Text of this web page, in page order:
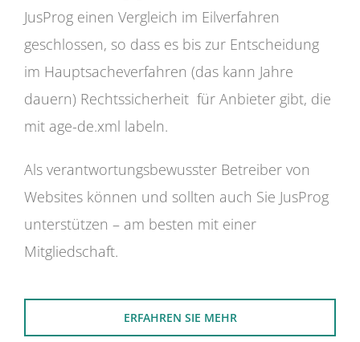
JusProg einen Vergleich im Eilverfahren
geschlossen, so dass es bis zur Entscheidung
im Hauptsacheverfahren (das kann Jahre
dauern) Rechtssicherheit für Anbieter gibt, die
mit age-de.xml labeln.
Als verantwortungsbewusster Betreiber von
Websites können und sollten auch Sie JusProg
unterstützen – am besten mit einer
Mitgliedschaft.
ERFAHREN SIE MEHR